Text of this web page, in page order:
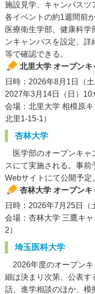
施設見学、キャンパスツ
各イベントの約1週間前
医療衛生学部、健康科
ンキャンパスを設定。詳
等で確認できる。
北里大学 オープンキ
日時：2026年8月1日（
2027年3月14日（日）
会場：北里大学 相模原
北里1-15-1）
杏林大学
医学部のオープンキャ
スにて実施される。事
Webサイトにて公開予定
杏林大学 オープンキ
日時：2026年7月25日（
会場：杏林大学 三鷹キ
2）
埼玉医科大学
2026年度のオープンキ
細は決まり次第、公表す
話、進学相談のほか、模